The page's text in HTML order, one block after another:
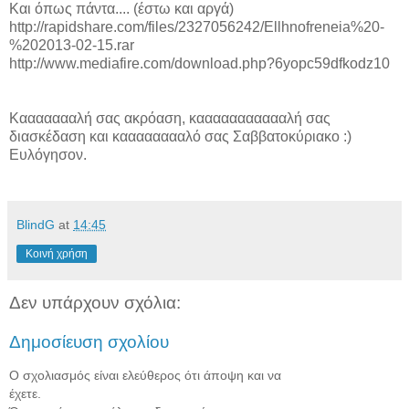
Και όπως πάντα.... (έστω και αργά)
http://rapidshare.com/files/2327056242/Ellhnofreneia%20-
%202013-02-15.rar
http://www.mediafire.com/download.php?6yopc59dfkodz10
Καααααααλή σας ακρόαση, καααααααααααλή σας
διασκέδαση και κααααααααλό σας Σαββατοκύριακο :)
Ευλόγησον.
BlindG at 14:45
Κοινή χρήση
Δεν υπάρχουν σχόλια:
Δημοσίευση σχολίου
Ο σχολιασμός είναι ελεύθερος ότι άποψη και να
έχετε.